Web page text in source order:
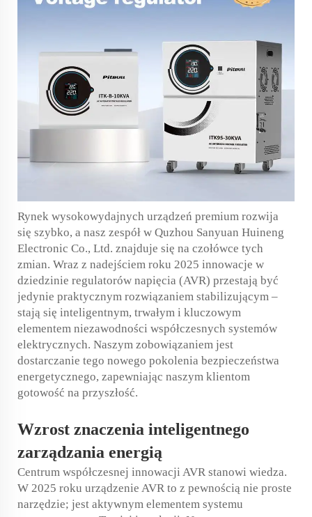
Rynek wysokowydajnych urządzeń premium rozwija
się szybko, a nasz zespół w Quzhou Sanyuan Huineng
Electronic Co., Ltd. znajduje się na czołówce tych
zmian. Wraz z nadejściem roku 2025 innowacje w
dziedzinie regulatorów napięcia (AVR) przestają być
jedynie praktycznym rozwiązaniem stabilizującym –
stają się inteligentnym, trwałym i kluczowym
elementem niezawodności współczesnych systemów
elektrycznych. Naszym zobowiązaniem jest
dostarczanie tego nowego pokolenia bezpieczeństwa
energetycznego, zapewniając naszym klientom
gotowość na przyszłość.
Wzrost znaczenia inteligentnego
zarządzania energią
Centrum współczesnej innowacji AVR stanowi wiedza.
W 2025 roku urządzenie AVR to z pewnością nie proste
narzędzie; jest aktywnym elementem systemu